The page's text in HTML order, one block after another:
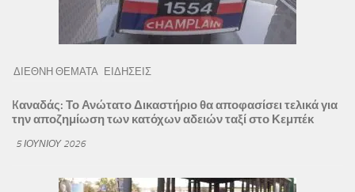
ΔΙΕΘΝΗ ΘΕΜΑΤΑ ΕΙΔΗΣΕΙΣ
Kαναδάς: Το Ανώτατο Δικαστήριο θα αποφασίσει τελικά για
την αποζημίωση των κατόχων αδειών ταξί στο Κεμπέκ
5 ΙΟΥΝΊΟΥ 2026